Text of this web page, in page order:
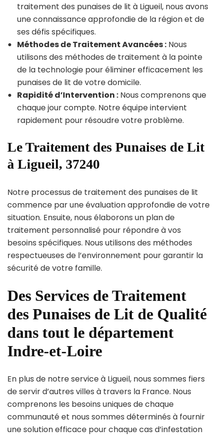
traitement des punaises de lit à Ligueil, nous avons
une connaissance approfondie de la région et de
ses défis spécifiques.
Méthodes de Traitement Avancées : Nous
utilisons des méthodes de traitement à la pointe
de la technologie pour éliminer efficacement les
punaises de lit de votre domicile.
Rapidité d’Intervention : Nous comprenons que
chaque jour compte. Notre équipe intervient
rapidement pour résoudre votre problème.
Le Traitement des Punaises de Lit
à Ligueil, 37240
Notre processus de traitement des punaises de lit
commence par une évaluation approfondie de votre
situation. Ensuite, nous élaborons un plan de
traitement personnalisé pour répondre à vos
besoins spécifiques. Nous utilisons des méthodes
respectueuses de l’environnement pour garantir la
sécurité de votre famille.
Des Services de Traitement
des Punaises de Lit de Qualité
dans tout le département
Indre-et-Loire
En plus de notre service à Ligueil, nous sommes fiers
de servir d’autres villes à travers la France. Nous
comprenons les besoins uniques de chaque
communauté et nous sommes déterminés à fournir
une solution efficace pour chaque cas d’infestation